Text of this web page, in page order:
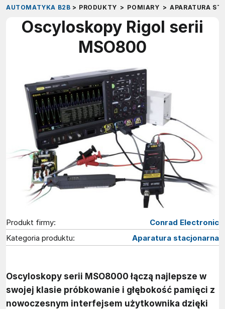
AUTOMATYKA B2B > PRODUKTY > POMIARY > APARATURA
Oscyloskopy Rigol serii
MSO800
Produkt firmy:
Conrad Electronic
Kategoria produktu:
Aparatura stacjonarna
Oscyloskopy serii MSO8000 łączą najlepsze w
swojej klasie próbkowanie i głębokość pamięci z
nowoczesnym interfejsem użytkownika dzięki